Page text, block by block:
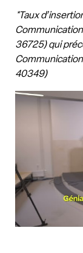
*Taux
36725) qui
40349)
Lucas vous
Production de